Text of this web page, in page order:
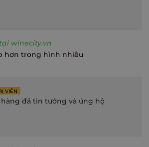
winecity.vn
hơn trong hình nhiều
VIÊN
đã tin tưởng và ủng hộ